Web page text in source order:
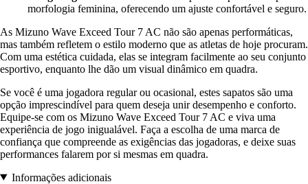
morfologia feminina, oferecendo um ajuste confortável e seguro.
As Mizuno Wave Exceed Tour 7 AC não são apenas performáticas,
mas também refletem o estilo moderno que as atletas de hoje procuram.
Com uma estética cuidada, elas se integram facilmente ao seu conjunto
esportivo, enquanto lhe dão um visual dinâmico em quadra.
Se você é uma jogadora regular ou ocasional, estes sapatos são uma
opção imprescindível para quem deseja unir desempenho e conforto.
Equipe-se com os Mizuno Wave Exceed Tour 7 AC e viva uma
experiência de jogo inigualável. Faça a escolha de uma marca de
confiança que compreende as exigências das jogadoras, e deixe suas
performances falarem por si mesmas em quadra.
Informações adicionais